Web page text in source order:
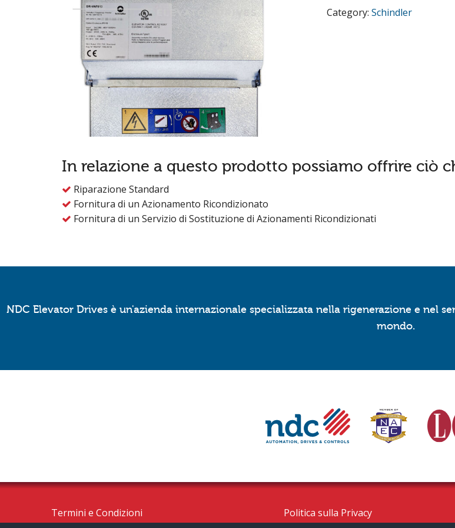
Category: Schindler
In relazione a questo prodotto possiamo offrire ciò
 Riparazione Standard
 Fornitura di un Azionamento Ricondizionato
 Fornitura di un Servizio di Sostituzione di Azionamenti Ricondizionati
NDC Elevator Drives è un'azienda internazionale specializzata nella rigenerazione e nel
mondo.
Termini e Condizioni Politica sulla Privacy